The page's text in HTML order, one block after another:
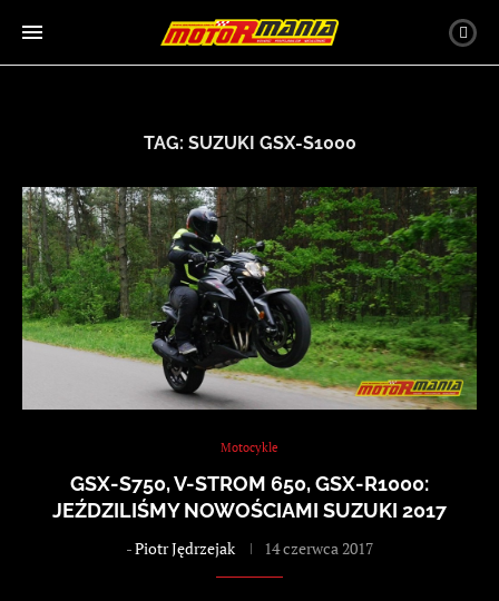
TAG: SUZUKI GSX-S1000
Motocykle
GSX-S750, V-STROM 650, GSX-R1000:
JEŹDZILIŚMY NOWOŚCIAMI SUZUKI 2017
-Piotr Jędrzejak 14 czerwca 2017